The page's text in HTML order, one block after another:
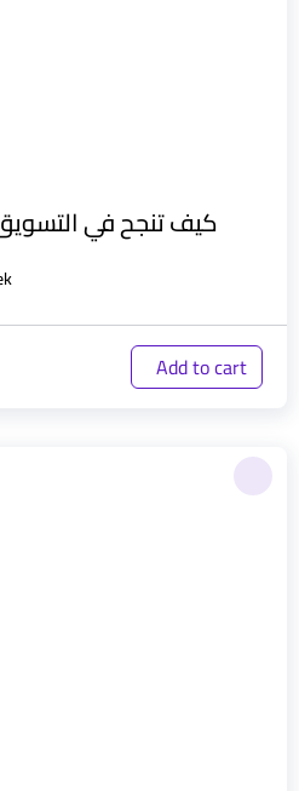
كيف تنجح في التسويق
Add to cart